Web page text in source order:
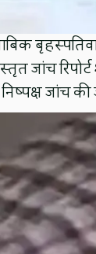
जांच
जांच की